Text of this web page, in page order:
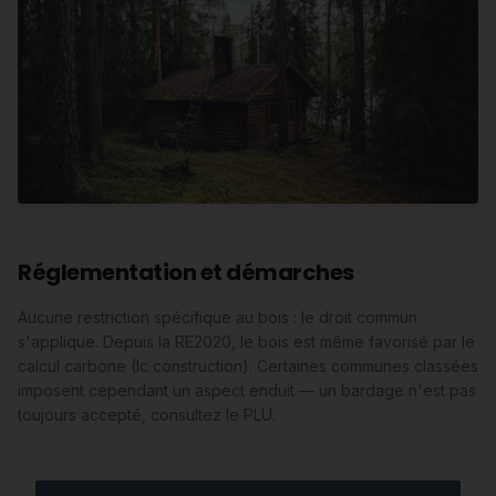
Réglementation et démarches
Aucune restriction spécifique au bois : le droit commun
s'applique. Depuis la RE2020, le bois est même favorisé par le
calcul carbone (Ic construction). Certaines communes classées
imposent cependant un aspect enduit — un bardage n'est pas
toujours accepté, consultez le PLU.